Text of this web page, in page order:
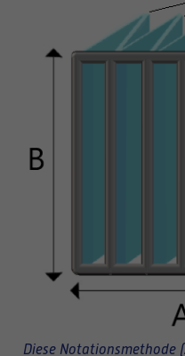
Diese Notationsmethode